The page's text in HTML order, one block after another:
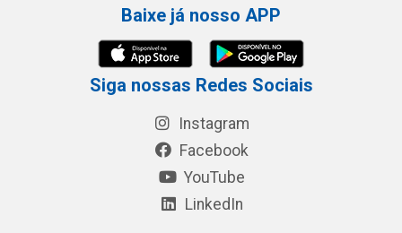
Baixe já nosso APP
Siga nossas Redes Sociais
Instagram
Facebook
YouTube
LinkedIn